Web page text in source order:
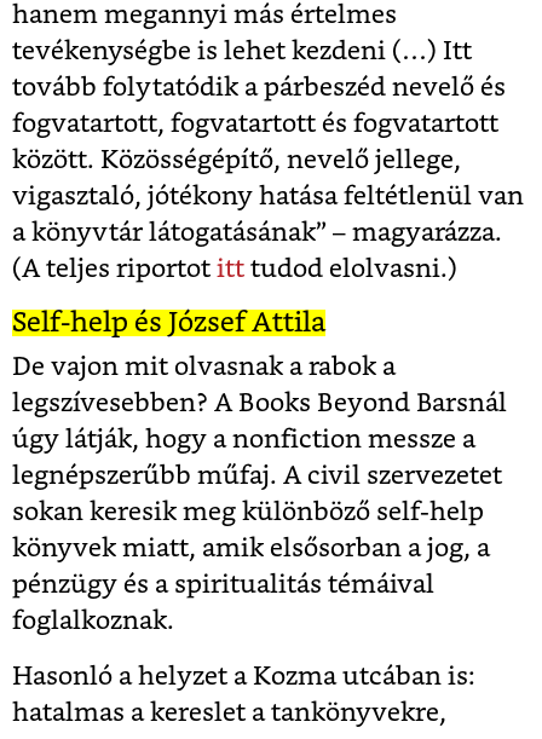
hanem megannyi más értelmes
tevékenységbe is lehet kezdeni (…) Itt
tovább folytatódik a párbeszéd nevelő és
fogvatartott, fogvatartott és fogvatartott
között. Közösségépítő, nevelő jellege,
vigasztaló, jótékony hatása feltétlenül van
a könyvtár látogatásának” – magyarázza.
(A teljes riportot itt tudod elolvasni.)
Self-help és József Attila
De vajon mit olvasnak a rabok a
legszívesebben? A Books Beyond Barsnál
úgy látják, hogy a nonfiction messze a
legnépszerűbb műfaj. A civil szervezetet
sokan keresik meg különböző self-help
könyvek miatt, amik elsősorban a jog, a
pénzügy és a spiritualitás témáival
foglalkoznak.
Hasonló a helyzet a Kozma utcában is:
hatalmas a kereslet a tankönyvekre,